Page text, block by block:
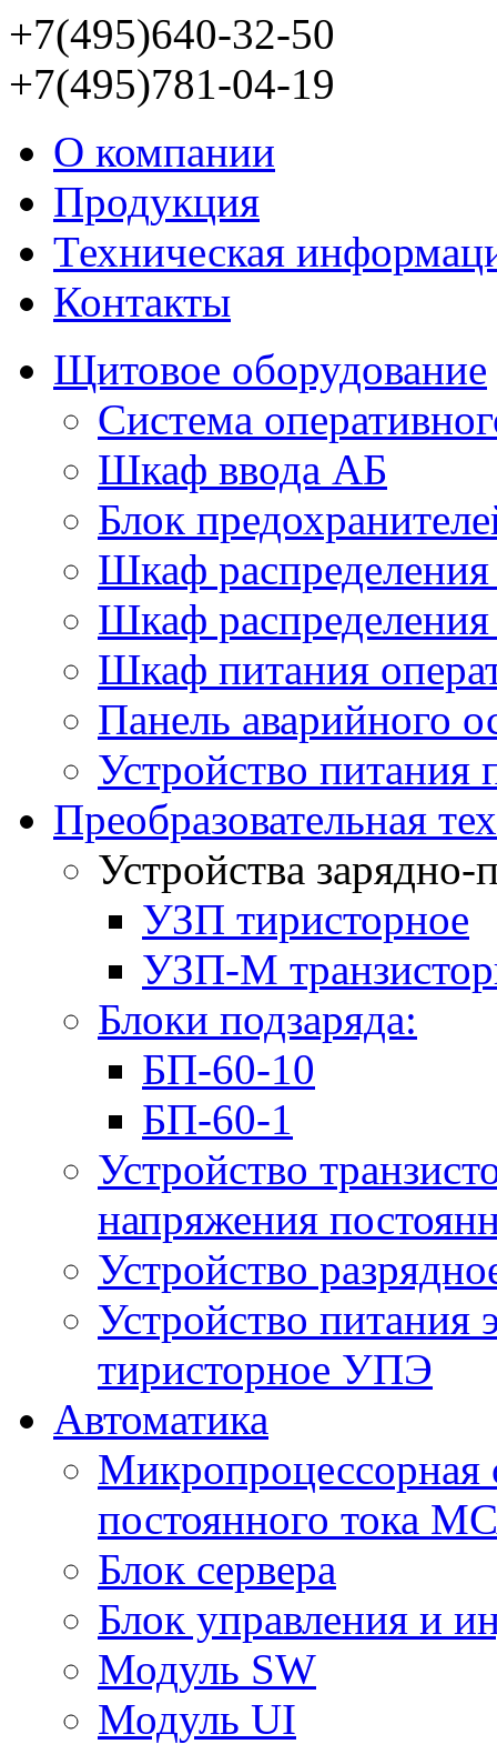
+7(495)640-32-50
+7(495)781-04-19
О компании
Продукция
Техническая
Контакты
Щитовое оборудование
Система
Шкаф ввода АБ
Блок
Шкаф распределения
Шкаф
Шкаф питания
Панель аварийного
Устройство питания
Преобразовательная
Устройствa зарядно-
УЗП тиристорное
УЗП-М
Блоки подзаряда:
БП-60-10
БП-60-1
Устройство
напряжения
Устройство
Устройство питания
тиристорное УПЭ
Автоматика
Микропроцессорная
постоянного тока
Блок сервера
Блок управления и
Модуль SW
Модуль UI